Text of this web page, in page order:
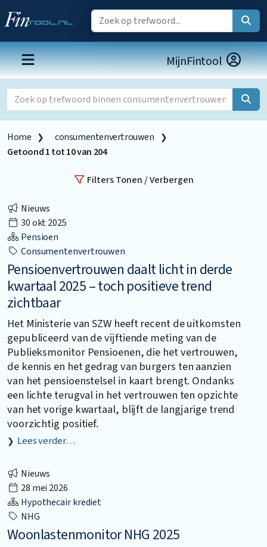
MijnFintool
Home
consumentenvertrouwen
Getoond1tot10van 204
Filters Tonen / Verbergen
Nieuws
30 okt 2025
Pensioen
Consumentenvertrouwen
Pensioenvertrouwen daalt licht in derde
kwartaal 2025 – toch positieve trend
zichtbaar
Het Ministerie van SZW heeft recent de uitkomsten
gepubliceerd van de vijftiende meting van de
Publieksmonitor Pensioenen, die het vertrouwen,
de kennis en het gedrag van burgers ten aanzien
van het pensioenstelsel in kaart brengt. Ondanks
een lichte terugval in het vertrouwen ten opzichte
van het vorige kwartaal, blijft de langjarige trend
voorzichtig positief.
Lees verder…
Nieuws
28 mei 2026
Hypothecair krediet
NHG
Woonlastenmonitor NHG 2025